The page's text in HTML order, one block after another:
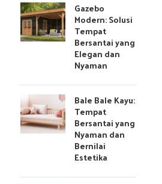
Gazebo
Modern: Solusi
Tempat
Bersantai yang
Elegan dan
Nyaman
Bale Bale Kayu:
Tempat
Bersantai yang
Nyaman dan
Bernilai
Estetika